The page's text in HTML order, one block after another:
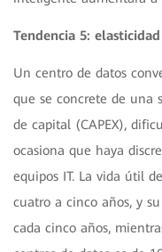
Tendencia 5: elasticidad
Un centro de datos
que se concrete de una
de capital (CAPEX),
ocasiona que haya
equipos IT. La vida útil
cuatro a cinco años, y
cada cinco años,